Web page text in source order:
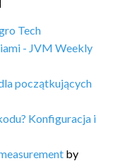
Tech
- JVM Weekly
początkujących
Konfiguracja i
by